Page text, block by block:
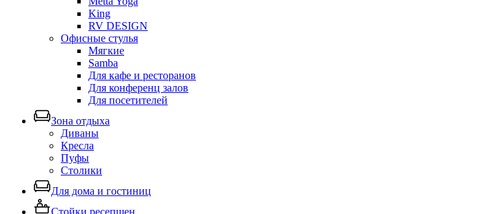
King
RV DESIGN
Офисные стулья
Мягкие
Samba
Для кафе и ресторанов
Для конференц залов
Для посетителей
Зона отдыха
Диваны
Кресла
Пуфы
Столики
Для дома и гостиниц
Стойки ресепшен